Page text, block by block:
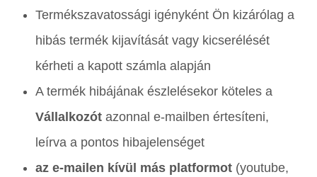
Termékszavatossági igényként Ön kizárólag a
hibás termék kijavítását vagy kicserélését
kérheti a kapott számla alapján
A termék hibájának észlelésekor köteles a
Vállalkozót azonnal e-mailben értesíteni,
leírva a pontos hibajelenséget
az e-mailen kívül más platformot (youtube,